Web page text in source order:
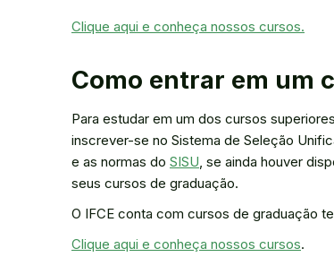
Clique aqui e conheça nossos cursos.
Como entrar em um
Para estudar em um dos cursos
inscrever-se no Sistema de Seleção
e as normas do SISU, se ainda houver
seus cursos de graduação.
O IFCE conta com cursos de graduação
Clique aqui e conheça nossos cursos.